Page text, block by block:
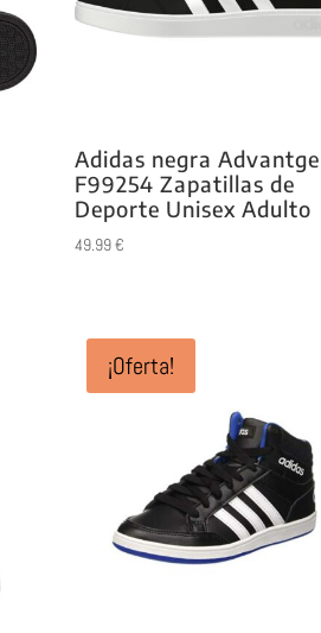
Adidas negra Advantge
F99254 Zapatillas de
Deporte Unisex Adulto
49.99€
¡Oferta!